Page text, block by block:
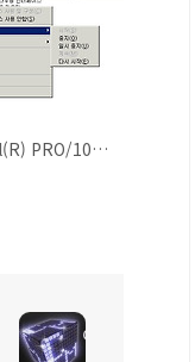
어댑터 Intel(R) PRO/100 Network Connection #2: 링크 파트너로부터 자동 협상 알림을 수신하지 않았습니다. 전이중이 일치하지 않을 수도 있습니다